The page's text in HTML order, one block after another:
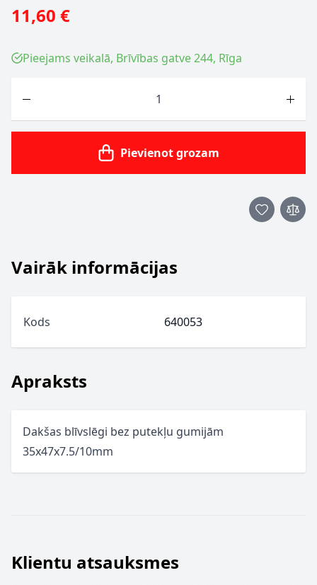
11,60 €
Pieejams veikalā, Brīvības gatve 244, Rīga
Pievienot grozam
Apraksts
Dakšas blīvslēgi bez putekļu gumijām
35x47x7.5/10mm
Vairāk informācijas
Kods 640053
Klientu atsauksmes